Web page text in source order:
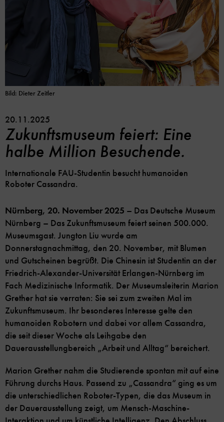
Bild: Dieter Zeitler
20.11.2025
Zukunftsmuseum feiert: Eine
halbe Million Besuchende.
Internationale FAU-Studentin besucht humanoiden
Roboter Cassandra.
Nürnberg, 20. November 2025 – Das Deutsche Museum
Nürnberg – Das Zukunftsmuseum feiert seinen 500.000.
Museumsgast. Jungton Liu wurde am
Donnerstagnachmittag, den 20. November, mit Blumen
und Gutscheinen begrüßt. Die Chinesin ist Studentin an der
Friedrich-Alexander-Universität Erlangen-Nürnberg im
Fach Medizinische Informatik. Der Museumsleiterin Marion
Grether hat sie verraten: Sie sei zum zweiten Mal im
Zukunftsmuseum. Ihr besonderes Interesse gelte den
humanoiden Robotern und dabei vor allem Cassandra,
die seit dieser Woche als Leihgabe den
Dauerausstellungbereich „Arbeit und Alltag“ bereichert.
Marion Grether nahm die Studierende spontan mit auf eine
Führung durchs Haus. Passend zu „Cassandra“ ging es um
die unterschiedlichen Roboter-Typen, die das Museum in
der Dauerausstellung zeigt, um Mensch-Maschine-